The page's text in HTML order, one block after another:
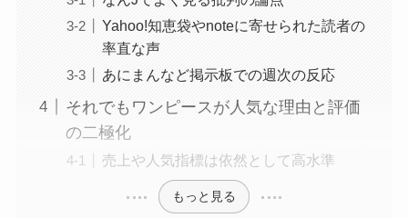
Yahoo!知恵袋やnoteに寄せられた読者の
率直な声
あにまんなど掲示板での週次の反応
それでもワンピースが人気な理由と評価
の二極化
売上や人気指標は依然として高水準
もっと見る